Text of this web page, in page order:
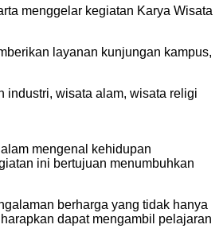
menggelar kegiatan Karya Wisata
layanan kunjungan kampus,
industri, wisata alam, wisata religi
mengenal kehidupan
ini bertujuan menumbuhkan
berharga yang tidak hanya
dapat mengambil pelajaran